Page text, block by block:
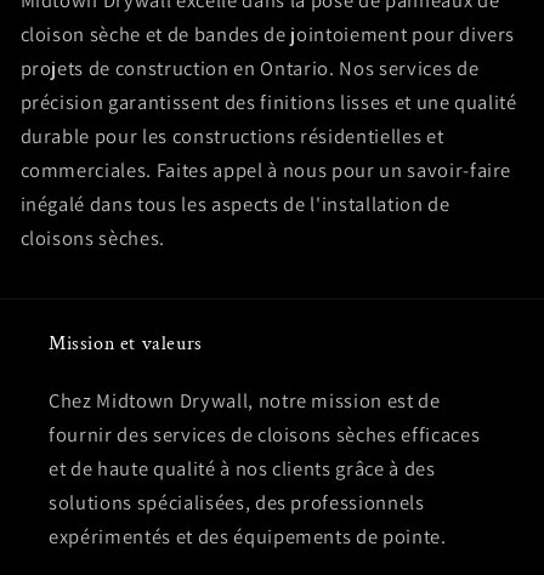
cloison sèche et de bandes de jointoiement pour divers
projets de construction en Ontario. Nos services de
précision garantissent des finitions lisses et une qualité
durable pour les constructions résidentielles et
commerciales. Faites appel à nous pour un savoir-faire
inégalé dans tous les aspects de l'installation de
cloisons sèches.
Mission et valeurs
Chez Midtown Drywall, notre mission est de
fournir des services de cloisons sèches efficaces
et de haute qualité à nos clients grâce à des
solutions spécialisées, des professionnels
expérimentés et des équipements de pointe.